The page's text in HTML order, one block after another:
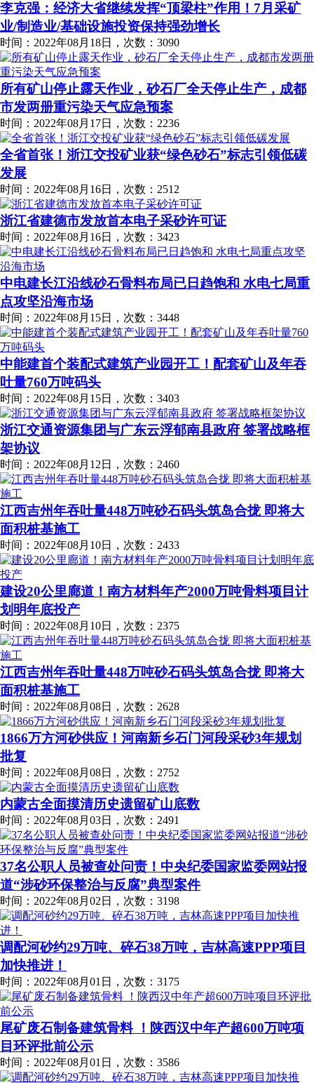
李克强：经济大省继续发挥“顶梁柱”作用！7月采矿
业/制造业/基础设施投资保持强劲增长
时间：2022年08月18日，次数：3090
所有矿山停止露天作业，砂石厂全天停止生产，成都
市发两册重污染天气应急预案
时间：2022年08月17日，次数：2236
全省首张！浙江交投矿业获“绿色砂石”标志引领低碳
发展
时间：2022年08月16日，次数：2512
浙江省建德市发放首本电子采砂许可证
时间：2022年08月16日，次数：3423
中电建长江沿线砂石骨料布局已日趋饱和 水电七局重
点攻坚沿海市场
时间：2022年08月15日，次数：3448
中能建首个装配式建筑产业园开工！配套矿山及年吞
吐量760万吨码头
时间：2022年08月15日，次数：3403
浙江交通资源集团与广东云浮郁南县政府 签署战略框
架协议
时间：2022年08月12日，次数：2460
江西吉州年吞吐量448万吨砂石码头筑岛合拢 即将大
面积桩基施工
时间：2022年08月10日，次数：2433
建设20公里廊道！南方材料年产2000万吨骨料项目计
划明年底投产
时间：2022年08月10日，次数：2375
江西吉州年吞吐量448万吨砂石码头筑岛合拢 即将大
面积桩基施工
时间：2022年08月08日，次数：2628
1866万方河砂供应！河南新乡石门河段采砂3年规划
批复
时间：2022年08月08日，次数：2752
内蒙古全面摸清历史遗留矿山底数
时间：2022年08月03日，次数：2491
37名公职人员被查处问责！中央纪委国家监委网站报
道“涉砂环保整治与反腐”典型案件
时间：2022年08月02日，次数：3198
调配河砂约29万吨、碎石38万吨，吉林高速PPP项目
加快推进！
时间：2022年08月01日，次数：3175
尾矿废石制备建筑骨料 ！陕西汉中年产超600万吨项
目环评批前公示
时间：2022年08月01日，次数：3586